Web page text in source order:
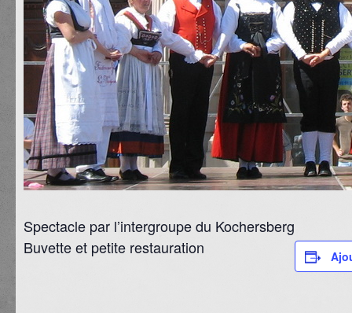
Spectacle par l’intergroupe du Kochersberg
Buvette et petite restauration